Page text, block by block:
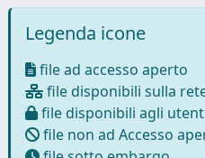
Legenda icone
file ad accesso aperto
file disponibili sulla
file disponibili agli
file non ad Accesso